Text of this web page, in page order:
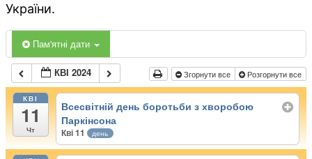
України.
Пам'ятні дати
КВІ 2024 Згорнути все Розгорнути все
КВІ
11
Чт
Всесвітній день боротьби з хворобою
Паркінсона
Кві 11 день